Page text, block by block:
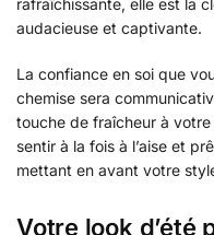
rafraîchissante, elle est la
audacieuse et captivante.
La confiance en soi que
chemise sera
touche de fraîcheur à
sentir à la fois à l’aise et
mettant en avant votre
Votre look d’été